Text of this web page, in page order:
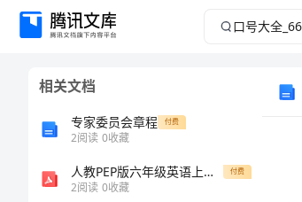
口
_660202_
相关文档
专家委员会章程 付费
2阅读 0收藏
人教PEP版六年级英语上册《Recycle1》精品教案教学设计小学优秀公开课51 付费
2阅读 0收藏